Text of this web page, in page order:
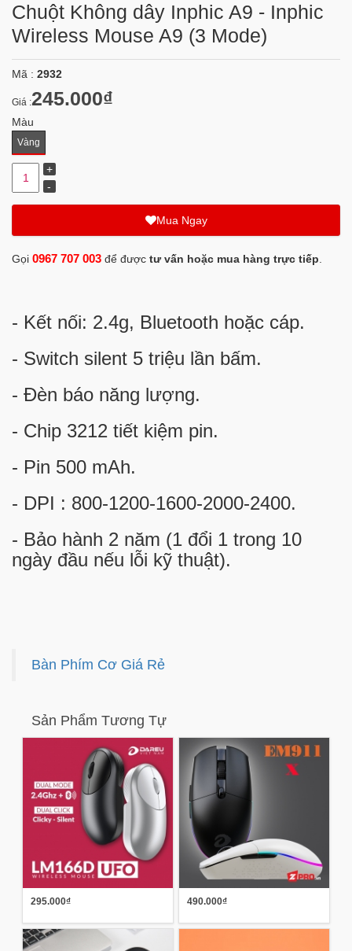
Chuột Không dây Inphic A9 - Inphic
Wireless Mouse A9 (3 Mode)
Mã : 2932
Giá :245.000₫
Màu
Vàng
Mua Ngay
Gọi 0967 707 003 để được tư vấn hoặc mua hàng trực tiếp
- Kết nối: 2.4g, Bluetooth hoặc cáp.
- Switch silent 5 triệu lần bấm.
- Đèn báo năng lượng.
- Chip 3212 tiết kiệm pin.
- Pin 500 mAh.
- DPI : 800-1200-1600-2000-2400.
- Bảo hành 2 năm (1 đổi 1 trong 10
ngày đầu nếu lỗi kỹ thuật).
Bàn Phím Cơ Giá Rẻ
Sản Phẩm Tương Tự
295.000₫ 490.000₫